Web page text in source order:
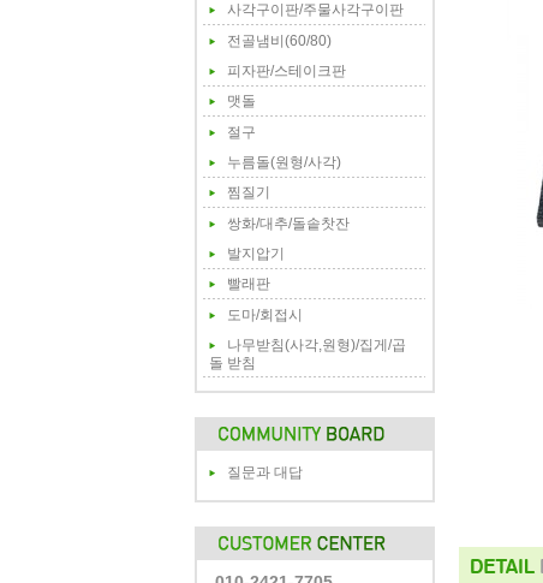
사각구이판/주물사각구이판
전골냄비(60/80)
피자판/스테이크판
맷돌
절구
누름돌(원형/사각)
찜질기
쌍화/대추/돌솥찻잔
발지압기
빨래판
도마/회접시
나무받침(사각,원형)/집게/곱
돌 받침
질문과 대답